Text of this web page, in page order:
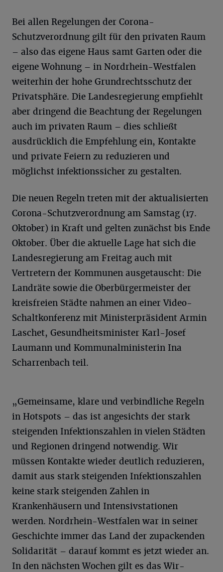
Bei allen Regelungen der Corona-
Schutzverordnung gilt für den privaten Raum
– also das eigene Haus samt Garten oder die
eigene Wohnung – in Nordrhein-Westfalen
weiterhin der hohe Grundrechtsschutz der
Privatsphäre. Die Landesregierung empfiehlt
aber dringend die Beachtung der Regelungen
auch im privaten Raum – dies schließt
ausdrücklich die Empfehlung ein, Kontakte
und private Feiern zu reduzieren und
möglichst infektionssicher zu gestalten.
Die neuen Regeln treten mit der aktualisierten
Corona-Schutzverordnung am Samstag (17.
Oktober) in Kraft und gelten zunächst bis Ende
Oktober. Über die aktuelle Lage hat sich die
Landesregierung am Freitag auch mit
Vertretern der Kommunen ausgetauscht: Die
Landräte sowie die Oberbürgermeister der
kreisfreien Städte nahmen an einer Video-
Schaltkonferenz mit Ministerpräsident Armin
Laschet, Gesundheitsminister Karl-Josef
Laumann und Kommunalministerin Ina
Scharrenbach teil.
„Gemeinsame, klare und verbindliche Regeln
in Hotspots – das ist angesichts der stark
steigenden Infektionszahlen in vielen Städten
und Regionen dringend notwendig. Wir
müssen Kontakte wieder deutlich reduzieren,
damit aus stark steigenden Infektionszahlen
keine stark steigenden Zahlen in
Krankenhäusern und Intensivstationen
werden. Nordrhein-Westfalen war in seiner
Geschichte immer das Land der zupackenden
Solidarität – darauf kommt es jetzt wieder an.
In den nächsten Wochen gilt es das Wir-